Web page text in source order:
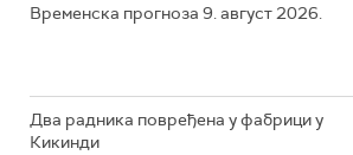
Временска прогноза 9. август 2026.
Два радника повређена у фабрици у
Кикинди